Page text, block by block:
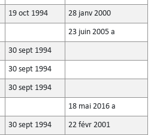
19 oct 1994 28 janv 2000
23 juin 2005 a
30 sept 1994
30 sept 1994
30 sept 1994
18 mai 2016 a
30 sept 1994 22 févr 2001